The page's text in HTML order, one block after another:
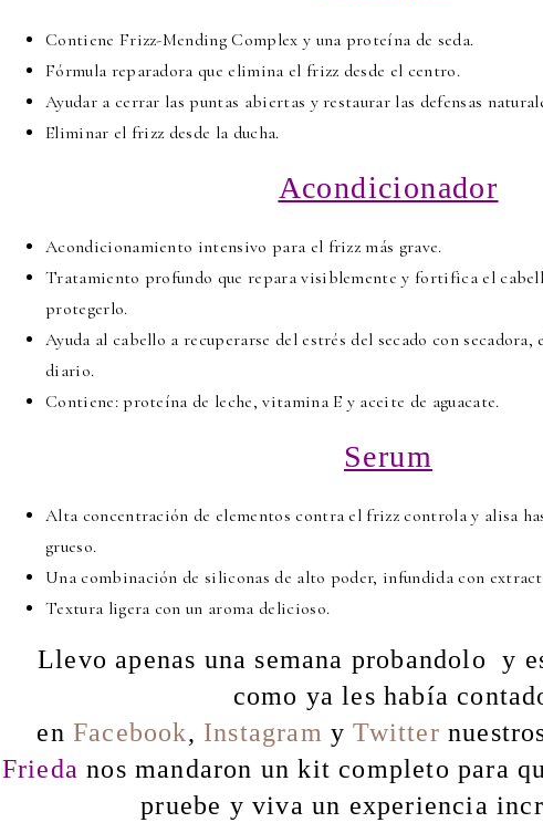
Contiene Frizz-Mending Complex y una proteína de seda.
Fórmula reparadora que elimina el frizz desde el centro.
Ayudar a cerrar las puntas abiertas y restaurar las defensas
Eliminar el frizz desde la ducha.
Acondicionador
Acondicionamiento intensivo para el frizz más grave.
Tratamiento profundo que repara visiblemente y fortifica el
protegerlo.
Ayuda al cabello a recuperarse del estrés del secado con
diario.
Contiene: proteína de leche, vitamina E y aceite de aguacate.
Serum
Alta concentración de elementos contra el frizz controla y alisa
grueso.
Una combinación de siliconas de alto poder, infundida con
Textura ligera con un aroma delicioso.
Llevo apenas una semana probandolo y
como ya les había
en Facebook, Instagram yTwitter
Frieda nos mandaron un kit completo para
pruebe y viva un experiencia